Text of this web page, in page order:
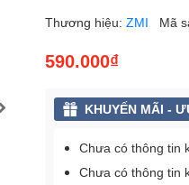
Thương hiệu:ZMI Mã
590.000₫
KHUYẾN MÃI -
Chưa có thông tin
Chưa có thông tin